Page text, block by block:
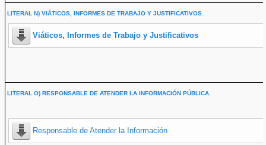
LITERAL N) VIÁTICOS, INFORMES DE TRABAJO Y JUSTIFICATIVOS.
Viáticos, Informes de Trabajo y Justificativos
LITERAL O) RESPONSABLE DE ATENDER LA INFORMACIÓN PÚBLICA.
Responsable de Atender la Información